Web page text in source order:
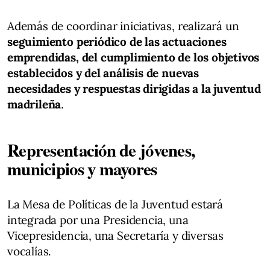
Además de coordinar iniciativas, realizará un
seguimiento periódico de las actuaciones
emprendidas, del cumplimiento de los objetivos
establecidos y del análisis de nuevas
necesidades y respuestas dirigidas a la juventud
madrileña.
Representación de jóvenes,
municipios y mayores
La Mesa de Políticas de la Juventud estará
integrada por una Presidencia, una
Vicepresidencia, una Secretaría y diversas
vocalías.